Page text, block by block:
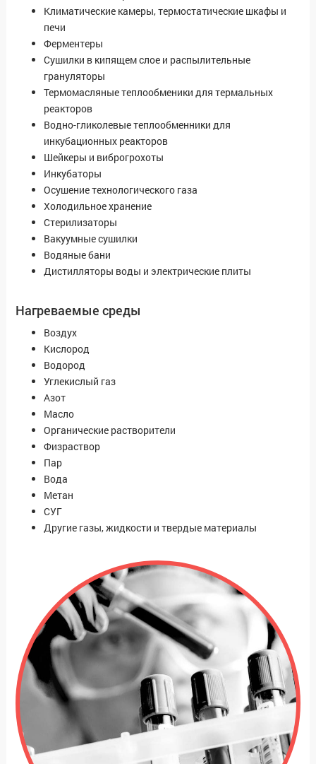
Климатические камеры, термостатические шкафы и
печи
Ферментеры
Сушилки в кипящем слое и распылительные
грануляторы
Термомасляные теплообменики для термальных
реакторов
Водно-гликолевые теплообменники для
инкубационных реакторов
Шейкеры и виброгрохоты
Инкубаторы
Осушение технологического газа
Холодильное хранение
Стерилизаторы
Вакуумные сушилки
Водяные бани
Дистилляторы воды и электрические плиты
Нагреваемые среды
Воздух
Кислород
Водород
Углекислый газ
Азот
Масло
Органические растворители
Физраствор
Пар
Вода
Метан
СУГ
Другие газы, жидкости и твердые материалы